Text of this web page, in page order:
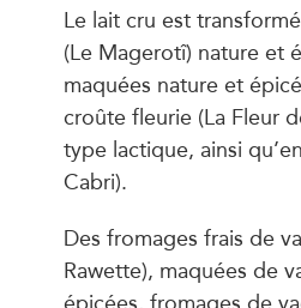
Le lait cru est
(Le Magerotî) nature et
maquées nature et
croûte fleurie (La Fleur
type lactique, ainsi
Cabri).
Des fromages frais de
Rawette), maquées de